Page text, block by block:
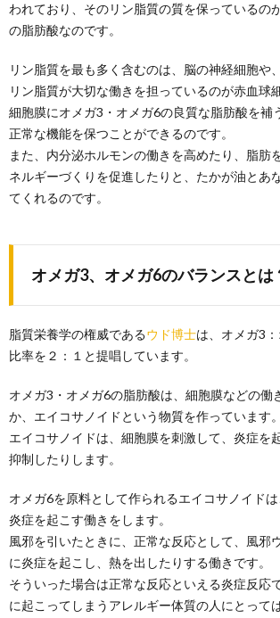
われており、そのリン脂質の質を保っているの
の脂肪酸なのです。
リン脂質を最も多く含むのは、脳の神経細胞や
リン脂質が大切な働きを担っているのが赤血球
細胞膜にオメガ3・オメガ6の良質な脂肪酸を補
正常な機能を保つことができるのです。
また、内分泌ホルモンの働きを高めたり、脂肪
ネルギーづくりを促進したりと、たかが油とあ
てくれるのです。
オメガ3、オメガ6のバランスとは
脂質栄養学の権威であるウド博士は、オメガ3
比率を２：１と提唱しています。
オメガ3・オメガ6の脂肪酸は、細胞膜などの働
か、エイコサノイドという物質を作っています。
エイコサノイドは、細胞膜を刺激して、炎症を
抑制したりします。
オメガ6を原料として作られるエイコサノイド
炎症を起こす働きをします。
風邪を引いたときに、正常な反応として、風邪
に炎症を起こし、熱を出したりする働きです。
そういった場合は正常な反応といえる炎症反応
に起こってしまうアレルギー体質の人にとって